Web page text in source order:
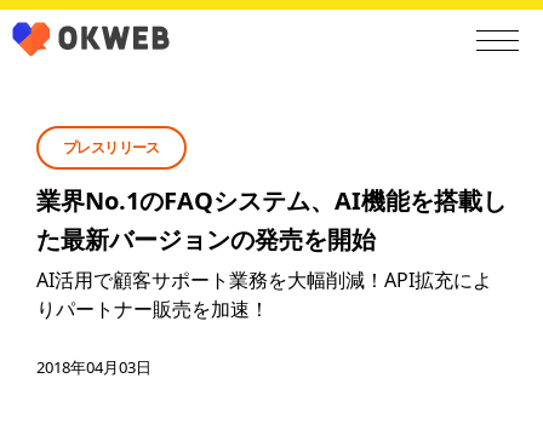
プレスリリース
業界No.1のFAQシステム、AI機能を搭載し
た最新バージョンの発売を開始
AI活用で顧客サポート業務を大幅削減！API拡充によ
りパートナー販売を加速！
2018年04月03日